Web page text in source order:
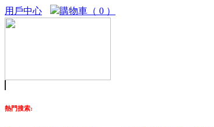
用戶中心 購物車（ 0 ）
熱門搜索: